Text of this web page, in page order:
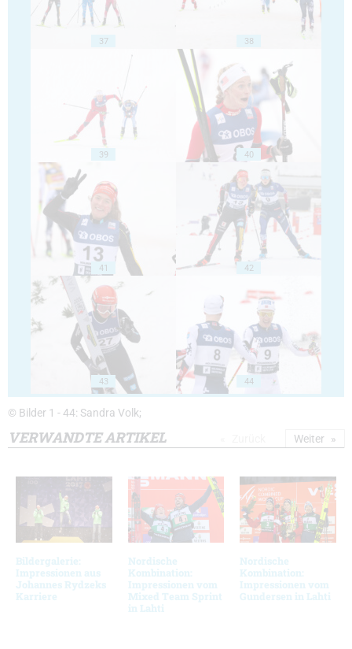
37 38
39 40
41 42
43 44
© Bilder 1 - 44: Sandra Volk;
VERWANDTE ARTIKEL
Bildergalerie:
Impressionen aus
Johannes Rydzeks
Karriere
Nordische
Kombination:
Impressionen vom
Mixed Team Sprint
in Lahti
Nordische
Kombination:
Impressionen vom
Gundersen in Lahti
Weiter